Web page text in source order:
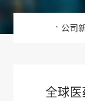
. 公司
全球医